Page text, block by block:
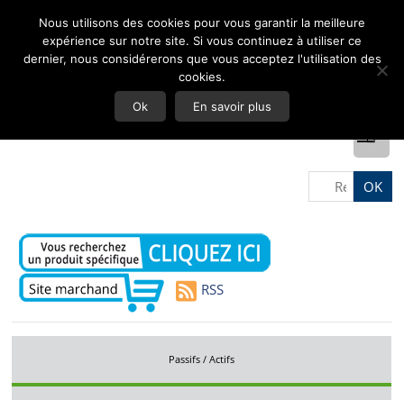
RSS
Passifs / Actifs
Nous utilisons des cookies pour vous garantir la meilleure
expérience sur notre site. Si vous continuez à utiliser ce
dernier, nous considérerons que vous acceptez l'utilisation des
cookies.
Ok En savoir plus